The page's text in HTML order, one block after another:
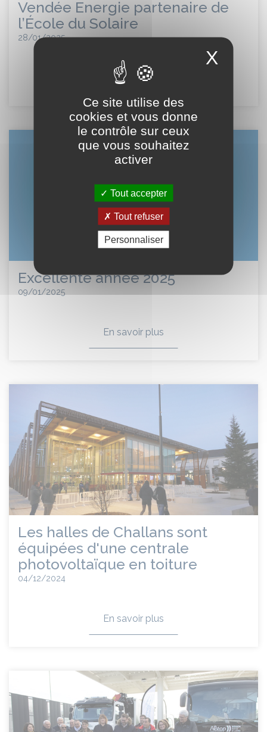
Vendée Energie partenaire de
l’École du Solaire
28/01/2025
En savoir plus
Excellente année 2025
09/01/2025
En savoir plus
Les halles de Challans sont
équipées d'une centrale
photovoltaïque en toiture
04/12/2024
En savoir plus
X
Ce site utilise des
cookies et vous donne
le contrôle sur ceux
que vous souhaitez
activer
Tout accepter
Tout refuser
Personnaliser